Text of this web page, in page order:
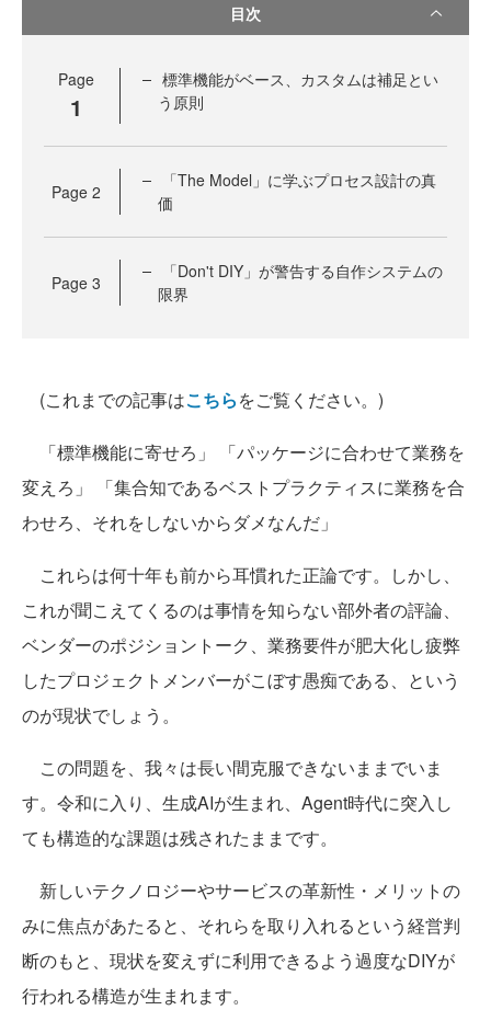
目次
Page
1
標準機能がベース、カスタムは補足とい
う原則
Page 2
「The Model」に学ぶプロセス設計の真
価
Page 3
「Don't DIY」が警告する自作システムの
限界
(これまでの記事はこちらをご覧ください。)
「標準機能に寄せろ」 「パッケージに合わせて業務を
変えろ」 「集合知であるベストプラクティスに業務を合
わせろ、それをしないからダメなんだ」
これらは何十年も前から耳慣れた正論です。しかし、
これが聞こえてくるのは事情を知らない部外者の評論、
ベンダーのポジショントーク、業務要件が肥大化し疲弊
したプロジェクトメンバーがこぼす愚痴である、という
のが現状でしょう。
この問題を、我々は長い間克服できないままでいま
す。令和に入り、生成AIが生まれ、Agent時代に突入し
ても構造的な課題は残されたままです。
新しいテクノロジーやサービスの革新性・メリットの
みに焦点があたると、それらを取り入れるという経営判
断のもと、現状を変えずに利用できるよう過度なDIYが
行われる構造が生まれます。